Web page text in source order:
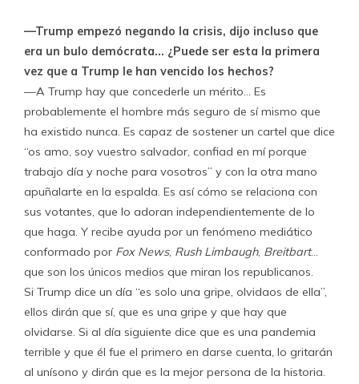
—Trump empezó negando la crisis, dijo incluso que
era un bulo demócrata… ¿Puede ser esta la primera
vez que a Trump le han vencido los hechos?
—A Trump hay que concederle un mérito… Es
probablemente el hombre más seguro de sí mismo que
ha existido nunca. Es capaz de sostener un cartel que dice
“os amo, soy vuestro salvador, confiad en mí porque
trabajo día y noche para vosotros” y con la otra mano
apuñalarte en la espalda. Es así cómo se relaciona con
sus votantes, que lo adoran independientemente de lo
que haga. Y recibe ayuda por un fenómeno mediático
conformado por Fox News, Rush Limbaugh, Breitbart…
que son los únicos medios que miran los republicanos.
Si Trump dice un día “es solo una gripe, olvidaos de ella”,
ellos dirán que sí, que es una gripe y que hay que
olvidarse. Si al día siguiente dice que es una pandemia
terrible y que él fue el primero en darse cuenta, lo gritarán
al unísono y dirán que es la mejor persona de la historia.